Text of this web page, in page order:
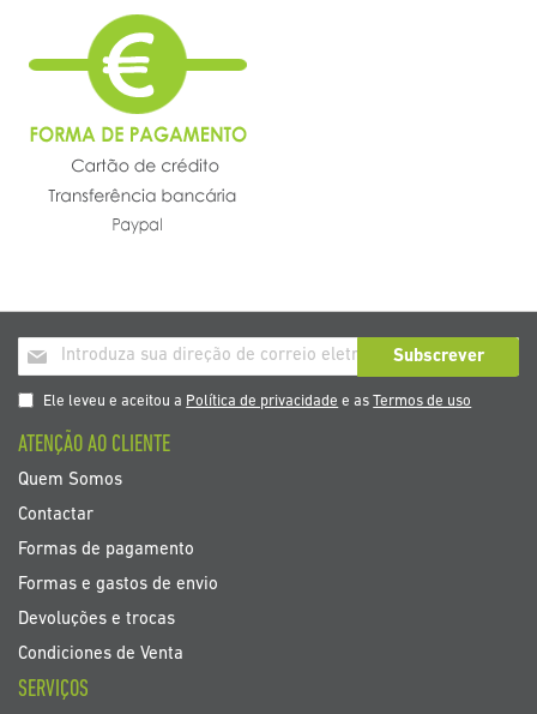
Inscrição
a
nosso
de
noticias
Subscrever
Ele leveu e aceitou a Política de privacidade e asTermos de uso
ATENÇÃO AO CLIENTE
Quem Somos
Contactar
Formas de pagamento
Formas e gastos de envio
Devoluções e trocas
Condiciones de Venta
SERVIÇOS